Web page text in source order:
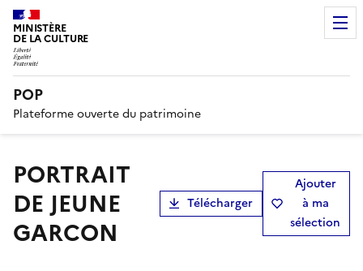
MINISTÈRE
DE LA CULTURE
POP
Plateforme ouverte du patrimoine
PORTRAIT
DE JEUNE
GARCON
Télécharger
Ajouter
à ma
sélection